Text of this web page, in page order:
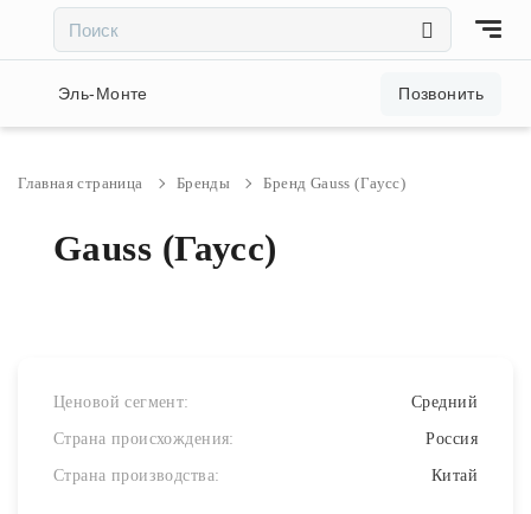
Акции и скидки
Светильники
Торшеры
Эль-Монте Позвонить
Главная страница Бренды Бренд Gauss (Гаусc)
Gauss (Гаусс)
Ценовой сегмент: Средний
Страна происхождения: Россия
Страна производства: Китай
××